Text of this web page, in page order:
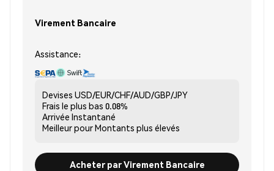
Virement Bancaire
Assistance:
Devises USD/EUR/CHF/AUD/GBP/JPY
Frais le plus bas 0.08%
Arrivée Instantané
Meilleur pourMontants plus élevés
Acheter par Virement Bancaire